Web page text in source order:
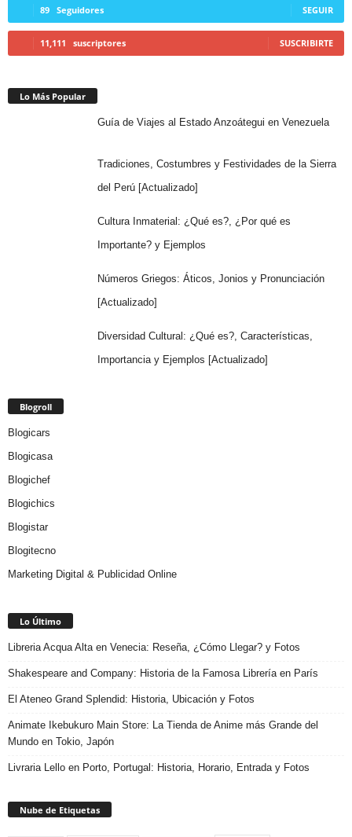
89 Seguidores SEGUIR
11,111 suscriptores SUSCRIBIRTE
Lo Más Popular
Guía de Viajes al Estado Anzoátegui en Venezuela
Tradiciones, Costumbres y Festividades de la Sierra
del Perú [Actualizado]
Cultura Inmaterial: ¿Qué es?, ¿Por qué es
Importante? y Ejemplos
Números Griegos: Áticos, Jonios y Pronunciación
[Actualizado]
Diversidad Cultural: ¿Qué es?, Características,
Importancia y Ejemplos [Actualizado]
Blogroll
Blogicars
Blogicasa
Blogichef
Blogichics
Blogistar
Blogitecno
Marketing Digital & Publicidad Online
Lo Último
Libreria Acqua Alta en Venecia: Reseña, ¿Cómo Llegar? y Fotos
Shakespeare and Company: Historia de la Famosa Librería en París
El Ateneo Grand Splendid: Historia, Ubicación y Fotos
Animate Ikebukuro Main Store: La Tienda de Anime más Grande del
Mundo en Tokio, Japón
Livraria Lello en Porto, Portugal: Historia, Horario, Entrada y Fotos
Nube de Etiquetas